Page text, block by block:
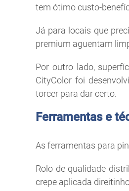
tem ótimo custo-
Já para locais que
premium aguentam
Por outro lado,
CityColor foi
torcer para dar certo.
Ferramentas e
As ferramentas para
Rolo de qualidade
crepe aplicada